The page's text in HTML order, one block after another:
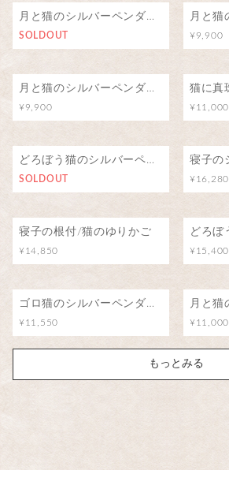
月と猫のシルバーペンダント（アイオライト）
SOLDOUT ¥9,900
月と猫のシルバーペンダント（ロードライトガーネット）
¥9,900 ¥11,000
どろぼう猫のシルバーペンダント
SOLDOUT ¥16,280
寝子の根付/猫のゆりかご
¥14,850 ¥15,400
ゴロ猫のシルバーペンダント
¥11,550 ¥11,000
もっとみる